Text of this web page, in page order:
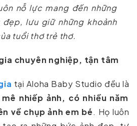
nỗ lực mang đến những
lưu giữ những khoảnh
tuổi thơ trẻ thơ.
chuyên nghiệp, tận tâm
tại Aloha Baby Studio đều là
nhiếp ảnh, có nhiều năm
về chụp ảnh em bé. Họ luôn